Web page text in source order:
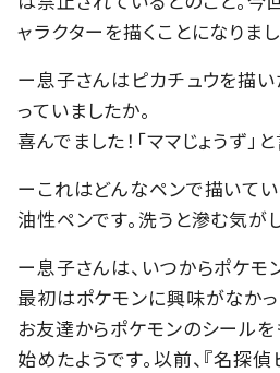
ャラクターを描くことになりまし
ー息子さんはピカチュウを描
っていましたか。
喜んでました！「ママじょうず」
ーこれはどんなペンで描いてい
油性ペンです。洗うと滲む気が
ー息子さんは、いつからポケモ
最初はポケモンに興味がなかっ
お友達からポケモンのシール
始めたようです。以前、『名探